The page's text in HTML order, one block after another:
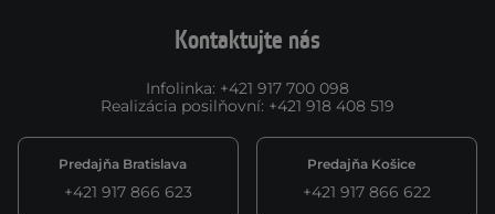
Kontaktujte nás
Infolinka: +421 917 700 098
Realizácia posilňovní: +421 918 408 519
Predajňa Bratislava
+421 917 866 623
Predajňa Košice
+421 917 866 622